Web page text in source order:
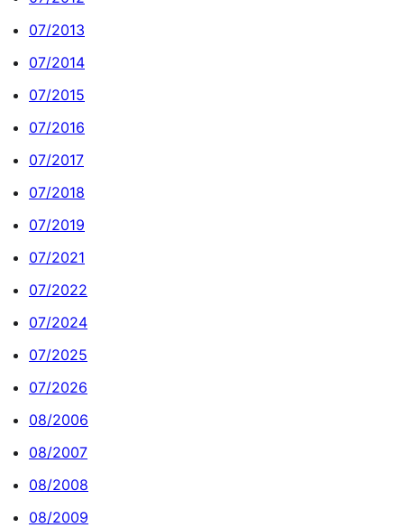
07/2013
07/2014
07/2015
07/2016
07/2017
07/2018
07/2019
07/2021
07/2022
07/2024
07/2025
07/2026
08/2006
08/2007
08/2008
08/2009